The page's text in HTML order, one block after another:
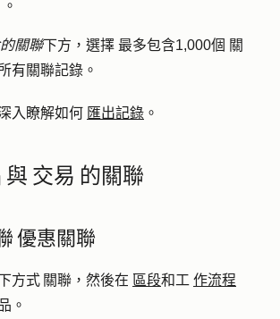
關聯下方，選擇 最多包含1,000個 關
有關聯記錄 。
入瞭解如何 匯出記錄 。
與 交易 的關聯
優惠關聯
方式 關聯，然後在 區段和工 作流程
。